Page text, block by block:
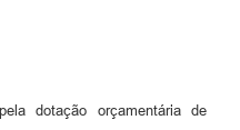
dotação orçamentária de